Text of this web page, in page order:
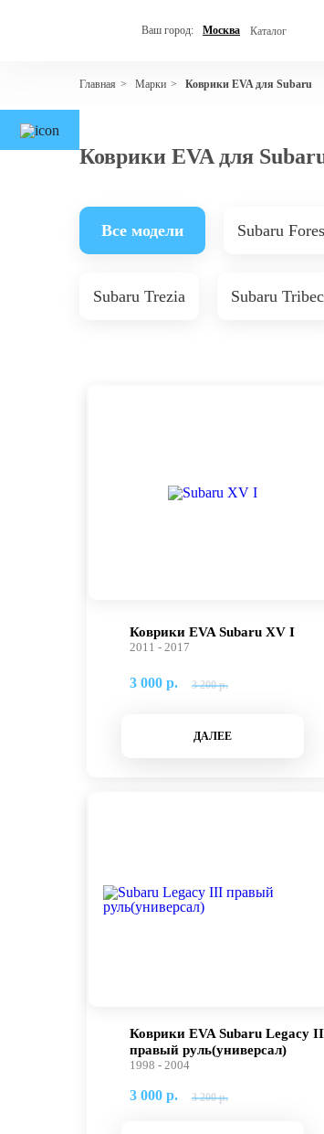
Ваш город: Москва Каталог
Главная > Марки > Коврики EVA для Subaru
Коврики EVA для
Все модели Subaru
Subaru Trezia Subaru
Коврики EVA Subaru XV I
2011 - 2017
3 000 р. 3 200 р.
ДАЛЕЕ
Коврики EVA Subaru Legacy
правый руль(универсал)
1998 - 2004
3 000 р. 3 200 р.